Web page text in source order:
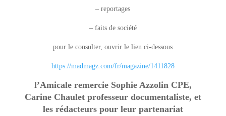
– reportages
– faits de société
pour le consulter, ouvrir le lien ci-dessous
https://madmagz.com/fr/magazine/1411828
l’Amicale remercie Sophie Azzolin CPE,
Carine Chaulet professeur documentaliste, et
les rédacteurs pour leur partenariat